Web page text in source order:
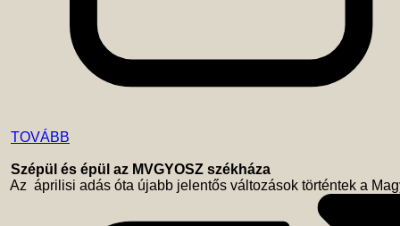
TOVÁBB
Szépül és épül az MVGYOSZ székháza
Az  áprilisi adás óta újabb jelentős változások történtek a